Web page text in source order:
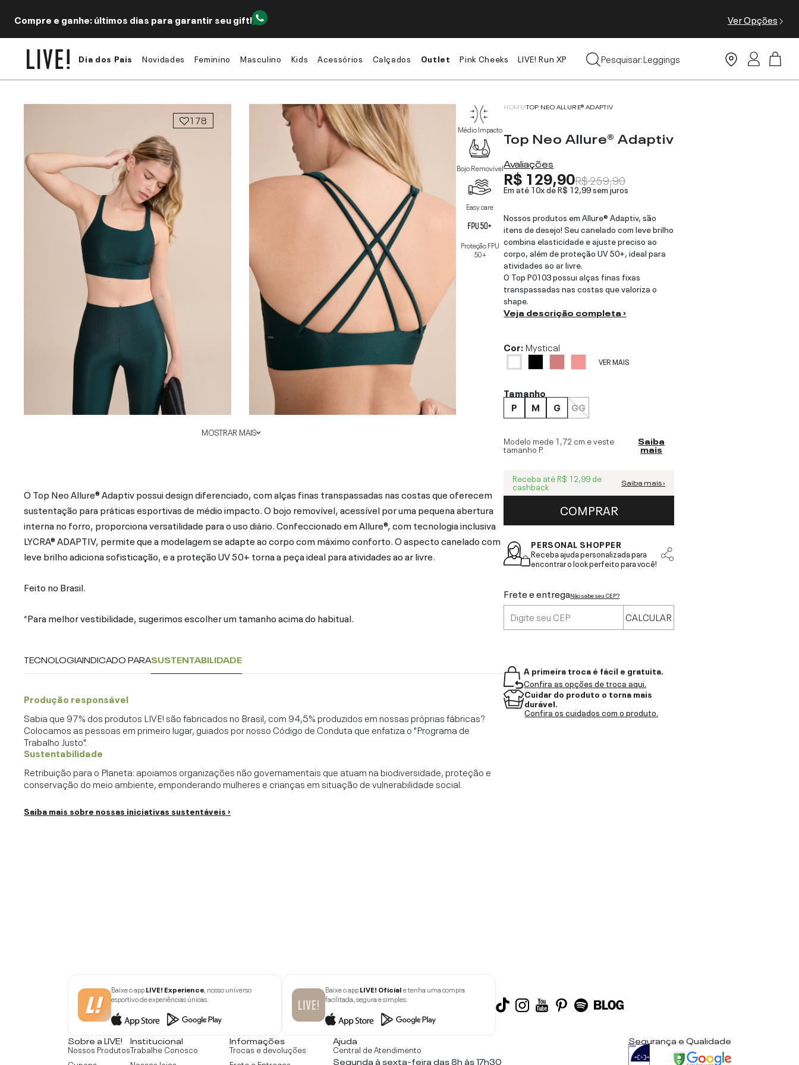
Compre e ganhe: últimos dias para garantir seu gift! Ver Opções
Dia dos Pais Novidades Feminino Masculino Kids Acessórios Calçados Outlet Pink Cheeks LIVE! Run XP
Pesquisar:
Tops
Leggings
178
MOSTRAR MAIS
Médio Impacto
Bojo Removível
Easy care
Proteção FPU
50+
O Top Neo Allure® Adaptiv possui design diferenciado, com alças finas transpassadas nas costas que oferecem
sustentação para práticas esportivas de médio impacto. O bojo removível, acessível por uma pequena abertura
interna no forro, proporciona versatilidade para o uso diário. Confeccionado em Allure®, com tecnologia inclusiva
LYCRA® ADAPTIV, permite que a modelagem se adapte ao corpo com máximo conforto. O aspecto canelado com
leve brilho adiciona sofisticação, e a proteção UV 50+ torna a peça ideal para atividades ao ar livre.
Feito no Brasil.
*Para melhor vestibilidade, sugerimos escolher um tamanho acima do habitual.
TECNOLOGIAINDICADO PARASUSTENTABILIDADE
Produção responsável
Sabia que 97% dos produtos LIVE! são fabricados no Brasil, com 94,5% produzidos em nossas próprias fábricas?
Colocamos as pessoas em primeiro lugar, guiados por nosso Código de Conduta que enfatiza o "Programa de
Trabalho Justo".
Sustentabilidade
Retribuição para o Planeta: apoiamos organizações não governamentais que atuam na biodiversidade, proteção e
conservação do meio ambiente, emponderando mulheres e crianças em situação de vulnerabilidade social.
Saiba mais sobre nossas iniciativas sustentáveis ›
HOME TOP NEO ALLURE® ADAPTIV
Top Neo Allure® Adaptiv
Avaliações
R$ 129,90R$ 259,90
Em até 10x deR$ 12,99sem juros
Nossos produtos em Allure® Adaptiv, são
itens de desejo! Seu canelado com leve brilho
combina elasticidade e ajuste preciso ao
corpo, além de proteção UV 50+, ideal para
atividades ao ar livre.
O Top P0103 possui alças finas fixas
transpassadas nas costas que valoriza o
shape.
Veja descrição completa ›
Cor:Mystical
VER MAIS
Tamanho
P
M G GG
Modelo mede 1,72 cm e veste
tamanho P.
Saiba
mais
Receba até R$ 12,99 de
cashback Saiba mais ›
COMPRAR
PERSONAL SHOPPER
Receba ajuda personalizada para
encontrar o look perfeito para você!
Frete e entregaNão sabe seu CEP?
CALCULAR
A primeira troca é fácil e gratuita.
Confira as opções de troca aqui.
Cuidar do produto o torna mais
durável.
Confira os cuidados com o produto.
Baixe o appLIVE! Experience, nosso universo
esportivo de experiências únicas.
Baixe o appLIVE! Oficiale tenha uma compra
facilitada, segura e simples.
Sobre a LIVE!
Nossos Produtos
Institucional
Trabalhe Conosco
Informações
Trocas e devoluções
Ajuda
Central de Atendimento
Segunda à sexta-feira das 8h às 17h30
Segurança e Qualidade